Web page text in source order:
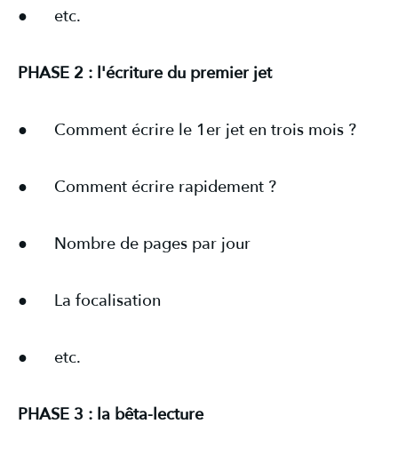
● etc.
PHASE 2 : l'écriture du premier jet
● Comment écrire le 1er jet en trois mois ?
● Comment écrire rapidement ?
● Nombre de pages par jour
● La focalisation
● etc.
PHASE 3 : la bêta-lecture